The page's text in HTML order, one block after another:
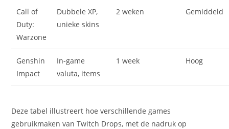
Call of
Duty:
Warzone
Dubbele XP,
unieke skins
2 weken Gemiddeld
Genshin
Impact
In-game
valuta, items
1 week Hoog
Deze tabel illustreert hoe verschillende games
gebruikmaken van Twitch Drops, met de nadruk op